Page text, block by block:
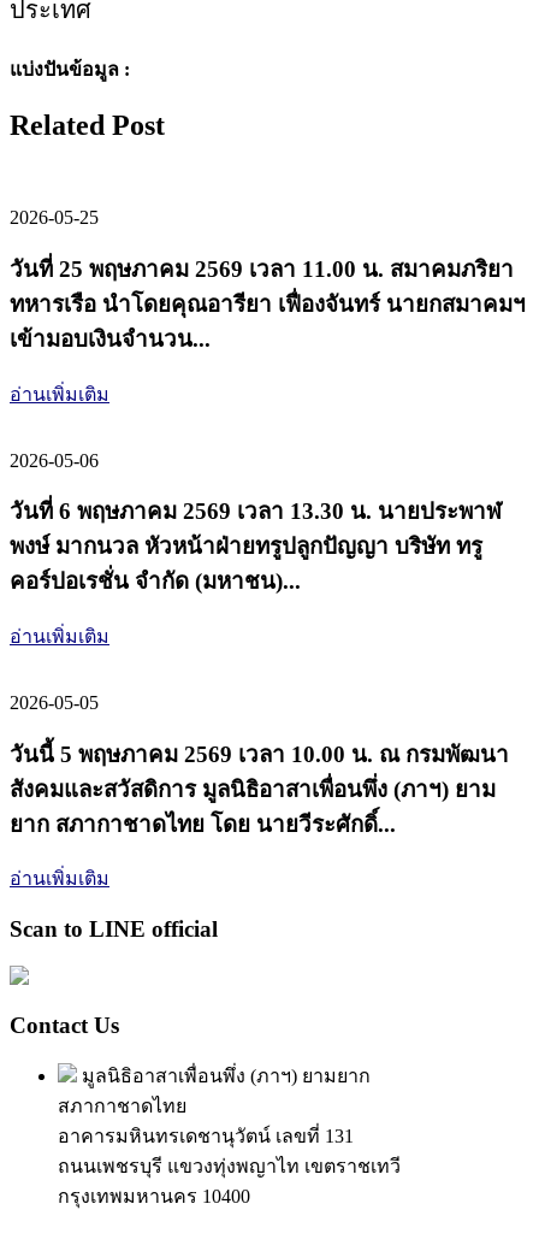
ประเทศ
แบ่งปันข้อมูล :
Related Post
2026-05-25
วันที่ 25 พฤษภาคม 2569 เวลา 11.00 น. สมาคมภริยา
ทหารเรือ นำโดยคุณอารียา เฟื่องจันทร์ นายกสมาคมฯ
เข้ามอบเงินจำนวน...
อ่านเพิ่มเติม
2026-05-06
วันที่ 6 พฤษภาคม 2569 เวลา 13.30 น. นายประพาฬ
พงษ์ มากนวล หัวหน้าฝ่ายทรูปลูกปัญญา บริษัท ทรู
คอร์ปอเรชั่น จำกัด (มหาชน)...
อ่านเพิ่มเติม
2026-05-05
วันนี้ 5 พฤษภาคม 2569 เวลา 10.00 น. ณ กรมพัฒนา
สังคมและสวัสดิการ มูลนิธิอาสาเพื่อนพึ่ง (ภาฯ) ยาม
ยาก สภากาชาดไทย โดย นายวีระศักดิ์...
อ่านเพิ่มเติม
Scan to LINE official
Contact Us
มูลนิธิอาสาเพื่อนพึ่ง (ภาฯ) ยามยาก
สภากาชาดไทย
อาคารมหินทรเดชานุวัตน์ เลขที่ 131
ถนนเพชรบุรี แขวงทุ่งพญาไท เขตราชเทวี
กรุงเทพมหานคร 10400